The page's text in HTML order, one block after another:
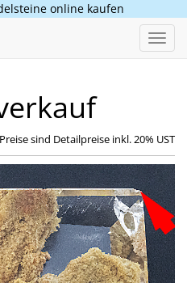
online kaufen
sind Detailpreise inkl. 20% UST